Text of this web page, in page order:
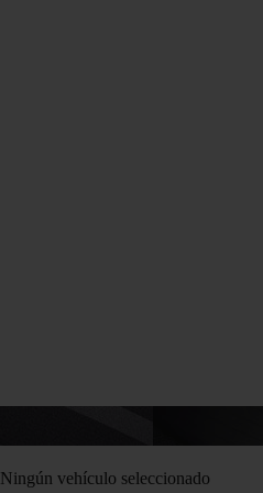
Ningún vehículo seleccionado